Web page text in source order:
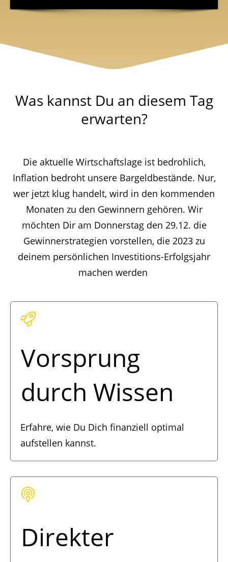
Was kannst Du an diesem Tag
erwarten?
Die aktuelle Wirtschaftslage ist bedrohlich,
Inflation bedroht unsere Bargeldbestände. Nur,
wer jetzt klug handelt, wird in den kommenden
Monaten zu den Gewinnern gehören. Wir
möchten Dir am Donnerstag den 29.12. die
Gewinnerstrategien vorstellen, die 2023 zu
deinem persönlichen Investitions-Erfolgsjahr
machen werden
Vorsprung
durch Wissen
Erfahre, wie Du Dich finanziell optimal
aufstellen kannst.
Direkter